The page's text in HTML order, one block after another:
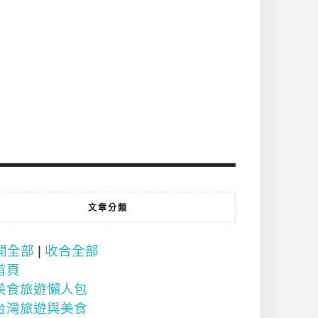
文章分類
全部
收合全部
頁
食旅遊懶人包
灣旅遊與美食